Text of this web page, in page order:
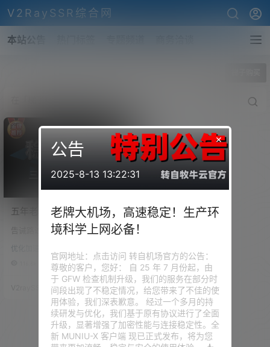
V2RaySSR综合网
本站公告
五年老机场节点推荐测评，
生产环境翻墙必备，多地域
原生IP看Netflix！解锁
GPT！
告诫路过的各位 请务必保护好自
的壁垒而沾沾自喜，殊不知打破
的只是用来保护我们的网络屏
障。 因为在这片区域真的存在很
多误导性的言论——来自各个利
益集团（国家）会对我们进行疯
狂的洗脑！它们 往往喜欢以平
等、自由、人权等旗号自称，但
仔细想想，真的是这样吗？它们
会运用舆论或热点新闻来点爆
优化加速
0
V2raySSR综合网 20年7月17日
×
公告
2025-8-13 13:22:31
老牌大机场，高速稳定！生产环
境科学上网必备！
官网地址：点击访问 转自机场官方的公告：
尊敬的客户，您好： 自 25 年 7 月份起，由
于 GFW 检查机制升级，我们的服务在部分时
间段出现了不稳定情况，给您带来了不佳的使
用体验，我们深表歉意。 经过一个多月的持
续研发与优化，我们基于原有协议进行了全面
升级，显著增强了加密性能与连接稳定性。全
新 MUNIU-X 客户端 现已正式发布，将为您